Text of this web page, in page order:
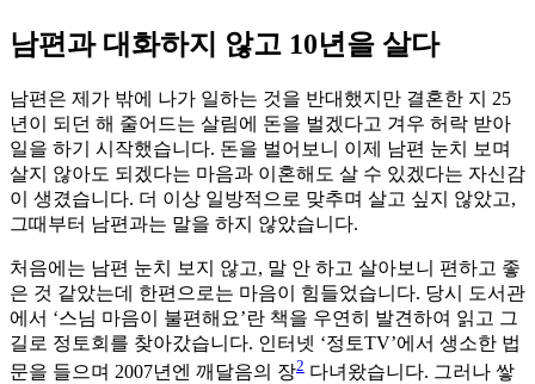
남편과 대화하지 않고 10년을 살다
남편은 제가 밖에 나가 일하는 것을 반대했지만 결혼한 지 25
년이 되던 해 줄어드는 살림에 돈을 벌겠다고 겨우 허락 받아
일을 하기 시작했습니다. 돈을 벌어보니 이제 남편 눈치 보며
살지 않아도 되겠다는 마음과 이혼해도 살 수 있겠다는 자신감
이 생겼습니다. 더 이상 일방적으로 맞추며 살고 싶지 않았고,
그때부터 남편과는 말을 하지 않았습니다.
처음에는 남편 눈치 보지 않고, 말 안 하고 살아보니 편하고 좋
은 것 같았는데 한편으로는 마음이 힘들었습니다. 당시 도서관
에서 ‘스님 마음이 불편해요’란 책을 우연히 발견하여 읽고 그
길로 정토회를 찾아갔습니다. 인터넷 ‘정토TV’에서 생소한 법
문을 들으며 2007년엔 깨달음의 장2 다녀왔습니다. 그러나 쌓